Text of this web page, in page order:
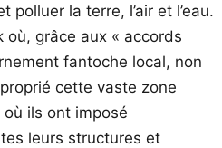
polluer la terre, l’air et l’eau.
où, grâce aux « accords
fantoche local, non
cette vaste zone
ils ont imposé
leurs structures et